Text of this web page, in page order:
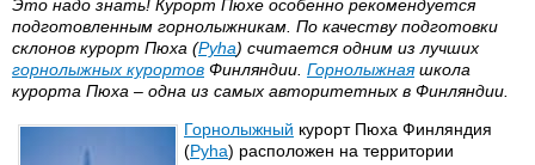
Это надо знать! Курорт Пюхе особенно рекомендуется
подготовленным горнолыжникам. По качеству подготовки
склонов курорт Пюха (Pyha) считается одним из лучших
горнолыжных курортов Финляндии. Горнолыжнаяшкола
курорта Пюха – одна из самых авторитетных в Финляндии.
Горнолыжный курорт Пюха Финляндия
(Pyha) расположен на территории